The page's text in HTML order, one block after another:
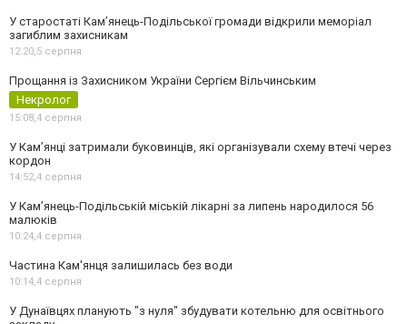
У старостаті Кам’янець-Подільської громади відкрили меморіал
загиблим захисникам
12:20,5 серпня
Прощання із Захисником України Сергієм Вільчинським
Некролог
15:08,4 серпня
У Кам’янці затримали буковинців, які організували схему втечі через
кордон
14:52,4 серпня
У Кам’янець-Подільській міській лікарні за липень народилося 56
малюків
10:24,4 серпня
Частина Кам'янця залишилась без води
10:14,4 серпня
У Дунаївцях планують "з нуля" збудувати котельню для освітнього